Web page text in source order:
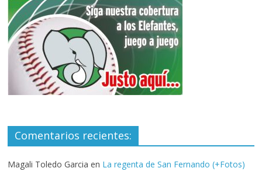
Comentarios recientes:
Magali Toledo Garcia en La regenta de San Fernando (+Fotos)